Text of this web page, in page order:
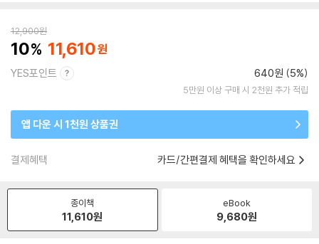
12,900원
10 11,610
YES포인트 640원 (5%)
5만원 이상 구매 시 2천원 추가 적립
앱 다운 시 1천원 상품권
결제혜택 카드/간편결제 혜택을 확인하세요
종이책
11,610원
eBook
9,680원